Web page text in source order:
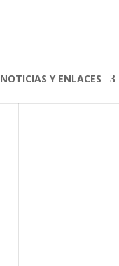
NOTICIAS Y ENLACES